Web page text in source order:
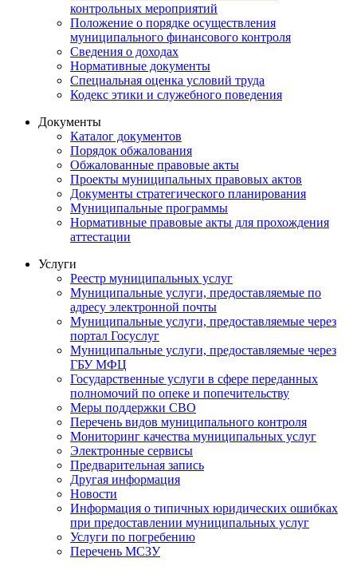
контрольных мероприятий
Положение о порядке осуществления
муниципального финансового контроля
Сведения о доходах
Нормативные документы
Специальная оценка условий труда
Кодекс этики и служебного поведения
Документы
Каталог документов
Порядок обжалования
Обжалованные правовые акты
Проекты муниципальных правовых актов
Документы стратегического планирования
Муниципальные программы
Нормативные правовые акты для прохождения
аттестации
Услуги
Реестр муниципальных услуг
Муниципальные услуги, предоставляемые по
адресу электронной почты
Муниципальные услуги, предоставляемые через
портал Госуслуг
Муниципальные услуги, предоставляемые через
ГБУ МФЦ
Государственные услуги в сфере переданных
полномочий по опеке и попечительству
Меры поддержки СВО
Перечень видов муниципального контроля
Мониторинг качества муниципальных услуг
Электронные сервисы
Предварительная запись
Другая информация
Новости
Информация о типичных юридических ошибках
при предоставлении муниципальных услуг
Услуги по погребению
Перечень МСЗУ